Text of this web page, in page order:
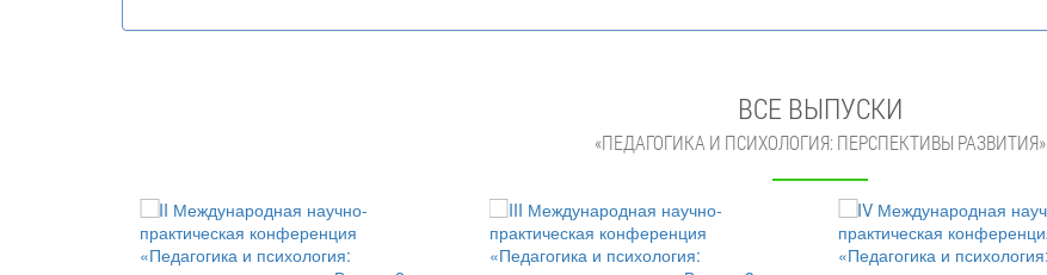
ВСЕ ВЫПУСКИ
«ПЕДАГОГИКА И ПСИХОЛОГИЯ: ПЕРСПЕКТИВЫ РАЗВИТИЯ»